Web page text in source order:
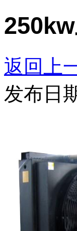
返回上
发布日